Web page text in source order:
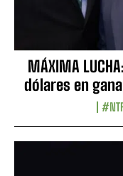
MÁXIMA
dólares en